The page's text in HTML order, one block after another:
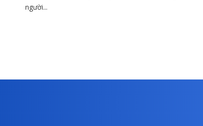
người...